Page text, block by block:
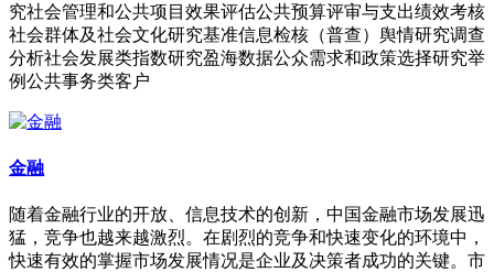
究社会管理和公共项目效果评估公共预算评审与支出绩效考核
社会群体及社会文化研究基准信息检核（普查）舆情研究调查
分析社会发展类指数研究盈海数据公众需求和政策选择研究举
例公共事务类客户
金融
随着金融行业的开放、信息技术的创新，中国金融市场发展迅
猛，竞争也越来越激烈。在剧烈的竞争和快速变化的环境中，
快速有效的掌握市场发展情况是企业及决策者成功的关键。市